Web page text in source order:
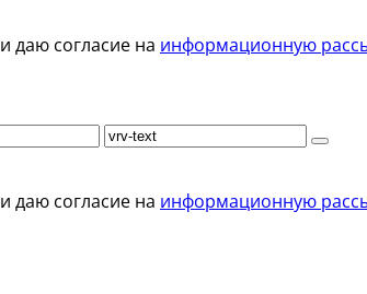
и даю согласие на информационную
и даю согласие на информационную